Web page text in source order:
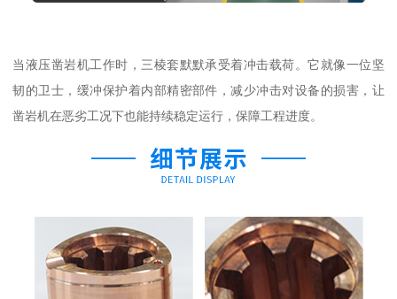
当液压凿岩机工作时，三棱套默默承受着冲击载荷。它就像一位坚
韧的卫士，缓冲保护着内部精密部件，减少冲击对设备的损害，让
凿岩机在恶劣工况下也能持续稳定运行，保障工程进度。